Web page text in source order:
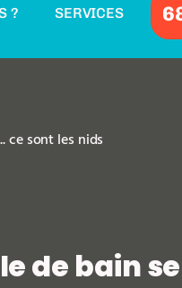
? SERVICES
ce sont les nids
de bain